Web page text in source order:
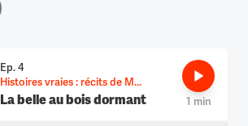
La belle au bois dormant
Histoires vraies : récits de M...
Ep. 4
1 min